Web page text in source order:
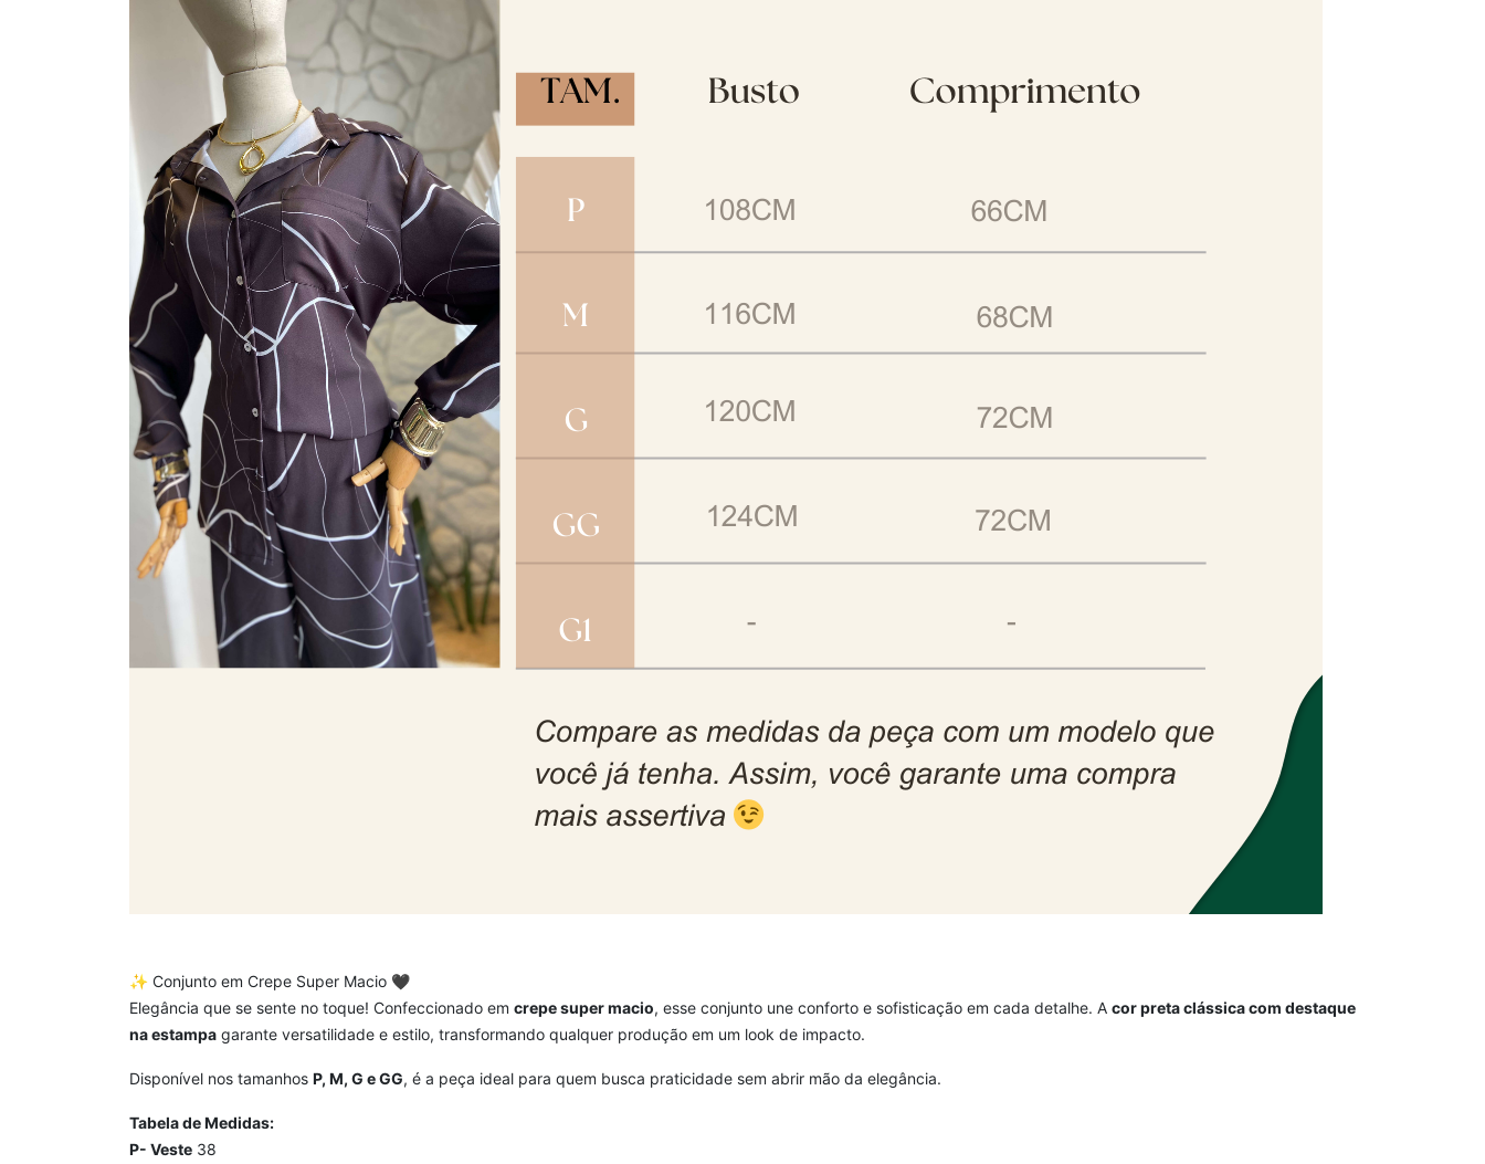
✨ Conjunto em Crepe Super Macio 🖤
Elegância que se sente no toque! Confeccionado em crepe super macio, esse conjunto une conforto e sofisticação em cada detalhe. A cor preta clássica com destaque
na estampa garante versatilidade e estilo, transformando qualquer produção em um look de impacto.
Disponível nos tamanhos P, M, G e GG, é a peça ideal para quem busca praticidade sem abrir mão da elegância.
Tabela de Medidas:
P- Veste 38